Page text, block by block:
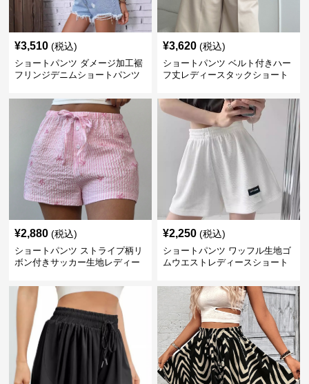
¥3,510 (税込)
ショートパンツ ダメージ加工裾
フリンジデニムショートパンツ
¥3,620 (税込)
ショートパンツ ベルト付きハー
フ丈レディースタックショート
¥2,880 (税込)
ショートパンツ ストライプ柄リ
ボン付きサッカー生地レディー
¥2,250 (税込)
ショートパンツ ワッフル生地ゴ
ムウエストレディースショート